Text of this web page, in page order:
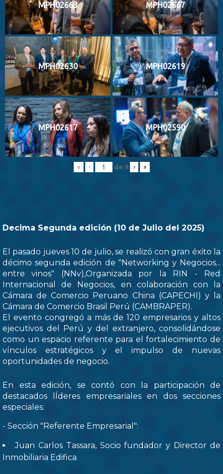
MPH02663 MPH02667
MPH02630 MPH02619
MPH02617 MPH02590
« ‹ de 9 › »
Decima Segunda edición (10 de Julio del 2025)
El pasado jueves 10 de julio, se realizó con gran éxito la
décimo segunda edición de "Networking y Negocios...
entre vinos" (NNv),Organizada por la RIN - Red
Internacional de Negocios, en colaboración con la
Cámara de Comercio Peruano China (CAPECHI) y la
Cámara de Comercio Brasil Perú (CAMBRAPER).
El evento congregó a más de 120 empresarios y altos
ejecutivos del Perú y del extranjero, consolidándose
como un espacio referente para el fortalecimiento de
vínculos estratégicos y el impulso de nuevas
oportunidades de negocio.
En esta edición, se contó con la participación de
destacados lÍderes empresariales en dos secciones
especiales:
- Sección "Referente Empresarial":
Juan Carlos Tassara, Socio fundador y Director de
Inmobiliaria Edifica